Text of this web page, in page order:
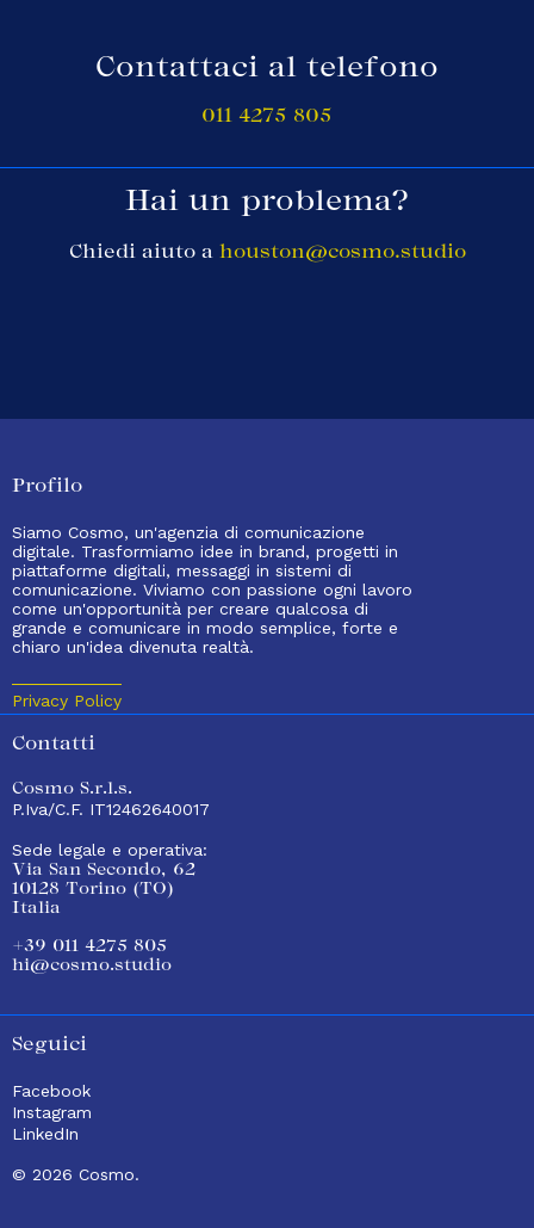
Contattaci al telefono
011 4275 805
Hai un problema?
Chiedi aiuto a houston@cosmo.studio
Profilo
Siamo Cosmo, un'agenzia di comunicazione
digitale. Trasformiamo idee in brand, progetti in
piattaforme digitali, messaggi in sistemi di
comunicazione. Viviamo con passione ogni lavoro
come un'opportunità per creare qualcosa di
grande e comunicare in modo semplice, forte e
chiaro un'idea divenuta realtà.
Privacy Policy
Contatti
Cosmo S.r.l.s.
P.Iva/C.F. IT12462640017
Sede legale e operativa:
Via San Secondo, 62
10128 Torino (TO)
Italia
+39 011 4275 805
hi@cosmo.studio
Seguici
Facebook
Instagram
LinkedIn
© 2026 Cosmo.